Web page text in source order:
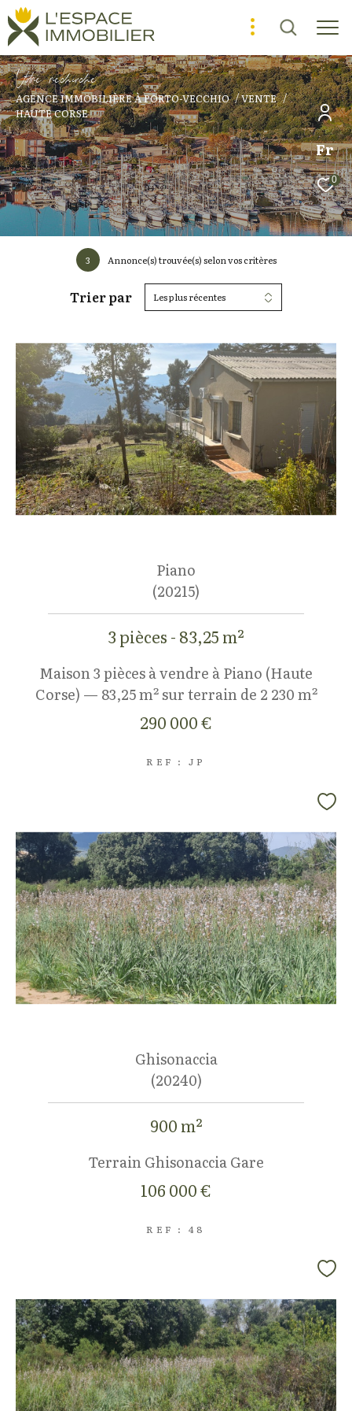
Fr
0
Vore recece
AGENCE IMMOBILIÈRE À PORTO-VECCHIO
VENTE
HAUTE CORSE
3 Annonce(s) trouvée(s) selon vos critères
Trier par Les plus récentes
Piano
(20215)
3 pièces - 83,25 m²
Maison 3 pièces à vendre à Piano (Haute
Corse) — 83,25 m² sur terrain de 2 230 m²
290 000 €
REF : JP
Ghisonaccia
(20240)
900 m²
Terrain Ghisonaccia Gare
106 000 €
REF : 48